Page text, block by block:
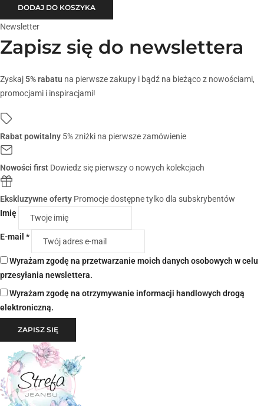
DODAJ DO KOSZYKA
Newsletter
Zapisz się do newslettera
Zyskaj 5% rabatu na pierwsze zakupy i bądź na bieżąco z nowościami,
promocjami i inspiracjami!
Rabat powitalny 5% zniżki na pierwsze zamówienie
Nowości first Dowiedz się pierwszy o nowych kolekcjach
Ekskluzywne oferty Promocje dostępne tylko dla subskrybentów
Imię
E-mail *
Wyrażam zgodę na przetwarzanie moich danych osobowych w celu
przesyłania newslettera.
Wyrażam zgodę na otrzymywanie informacji handlowych drogą
elektroniczną.
ZAPISZ SIĘ